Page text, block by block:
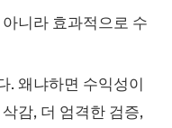
니라 효과적으로 수
. 왜냐하면 수익성이
감, 더 엄격한 검증,